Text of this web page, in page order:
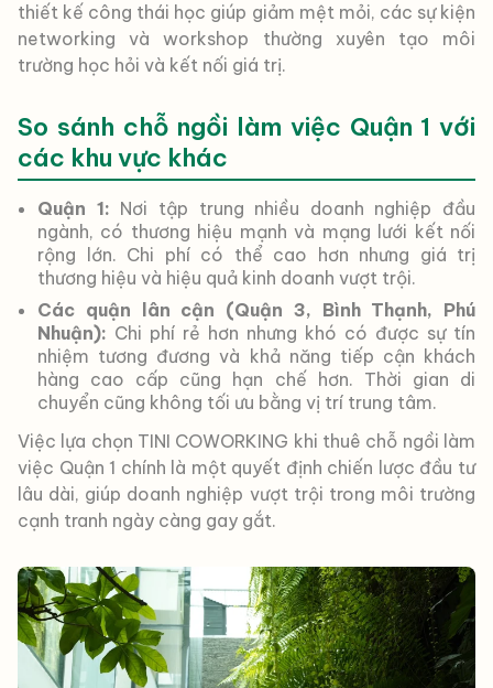
thiết kế công thái học giúp giảm mệt mỏi, các sự kiện
networking và workshop thường xuyên tạo môi
trường học hỏi và kết nối giá trị.
So sánh chỗ ngồi làm việc Quận 1 với
các khu vực khác
Quận 1: Nơi tập trung nhiều doanh nghiệp đầu
ngành, có thương hiệu mạnh và mạng lưới kết nối
rộng lớn. Chi phí có thể cao hơn nhưng giá trị
thương hiệu và hiệu quả kinh doanh vượt trội.
Các quận lân cận (Quận 3, Bình Thạnh, Phú
Nhuận): Chi phí rẻ hơn nhưng khó có được sự tín
nhiệm tương đương và khả năng tiếp cận khách
hàng cao cấp cũng hạn chế hơn. Thời gian di
chuyển cũng không tối ưu bằng vị trí trung tâm.
Việc lựa chọn TINI COWORKING khi thuê chỗ ngồi làm
việc Quận 1 chính là một quyết định chiến lược đầu tư
lâu dài, giúp doanh nghiệp vượt trội trong môi trường
cạnh tranh ngày càng gay gắt.